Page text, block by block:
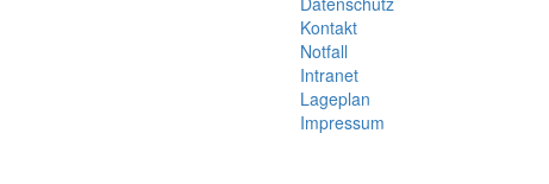
Kontakt
Notfall
Intranet
Lageplan
Impressum